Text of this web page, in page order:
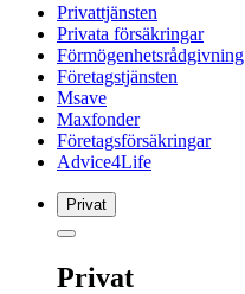
Privattjänsten
Privata försäkringar
Förmögenhetsrådgivning
Företagstjänsten
Msave
Maxfonder
Företagsförsäkringar
Advice4Life
Privat
Privat